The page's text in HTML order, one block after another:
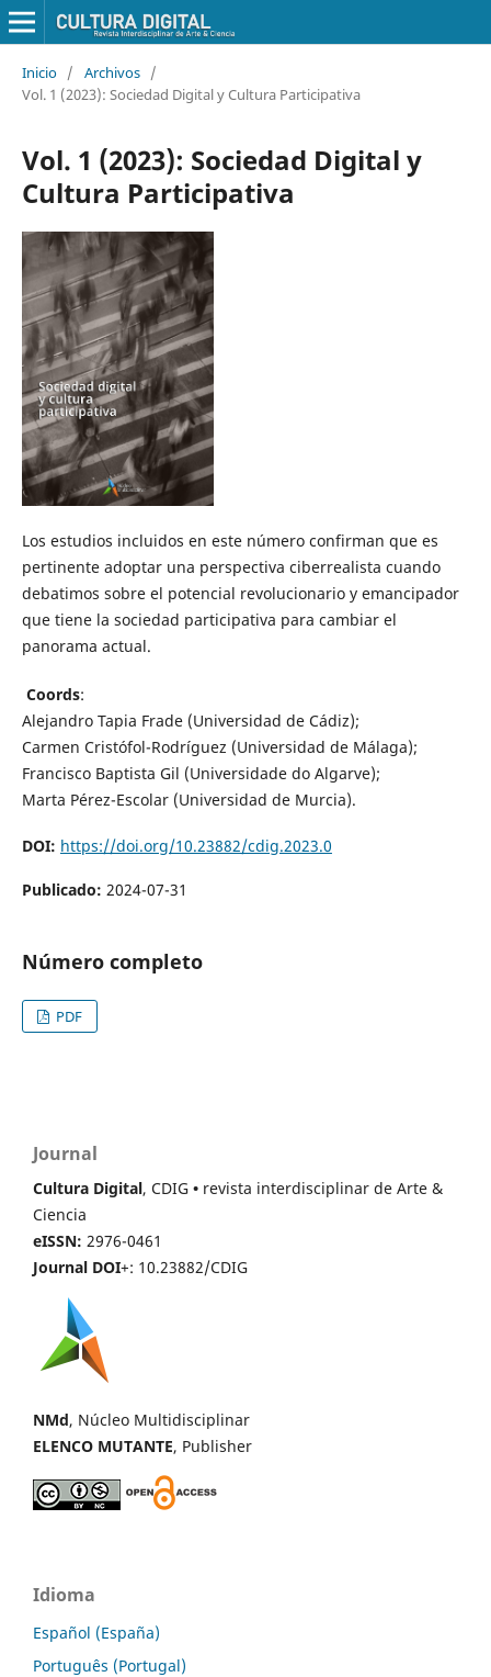
Inicio / Archivos /
Vol. 1 (2023): Sociedad Digital y Cultura Participativa
Vol. 1 (2023): Sociedad Digital y
Cultura Participativa
Los estudios incluidos en este número confirman que es
pertinente adoptar una perspectiva ciberrealista cuando
debatimos sobre el potencial revolucionario y emancipador
que tiene la sociedad participativa para cambiar el
panorama actual.
Coords:
Alejandro Tapia Frade (Universidad de Cádiz);
Carmen Cristófol-Rodríguez (Universidad de Málaga);
Francisco Baptista Gil (Universidade do Algarve);
Marta Pérez-Escolar (Universidad de Murcia).
DOI: https://doi.org/10.23882/cdig.2023.0
Publicado: 2024-07-31
Número completo
PDF
Journal
Cultura Digital, CDIG • revista interdisciplinar de Arte &
Ciencia
eISSN: 2976-0461
Journal DOI+: 10.23882/CDIG
NMd, Núcleo Multidisciplinar
ELENCO MUTANTE, Publisher
Idioma
Español (España)
Português (Portugal)